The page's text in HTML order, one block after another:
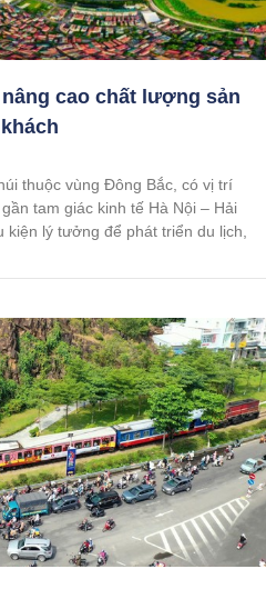
cao chất lượng sản
thuộc vùng Đông Bắc, có vị trí
tam giác kinh tế Hà Nội – Hải
lý tưởng để phát triển du lịch,